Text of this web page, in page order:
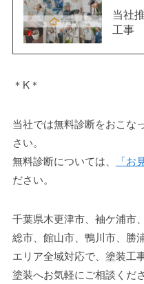
当社
工事
＊K＊
当社では無料診断をおこな
さい。
無料診断については、
「お
ださい。
千葉県木更津市、袖ケ浦市
総市、館山市、鴨川市、勝
エリア全域対応で、塗装工
塗装へお気軽にご相談くださ